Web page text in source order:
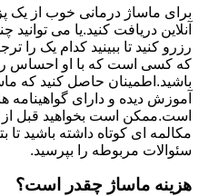
برای ماساژ درمانی خوب از یک
آنلاین دریافت کنید.یا می
رزرو کنید تا ببینید کدام یک را
که کسی است که با او احساس
باشید.اطمینان حاصل کنید که
آموزش دیده و دارای گواهینامه
است.ممکن است بخواهید قبل
مکالمه ای کوتاه داشته باشید تا
سئوالات مربوطه را بپرسید.
هزینه ماساژ چقدر است؟